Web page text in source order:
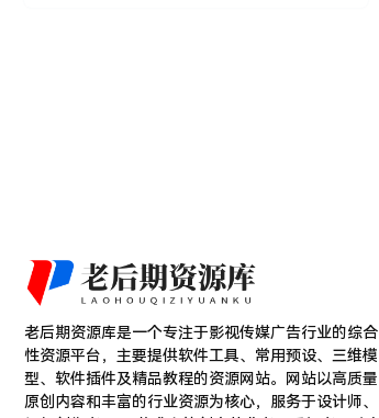
老后期资源库是一个专注于影视传媒广告行业的综合
性资源平台，主要提供软件工具、常用预设、三维模
型、软件插件及精品教程的资源网站。网站以高质量
原创内容和丰富的行业资源为核心，服务于设计师、